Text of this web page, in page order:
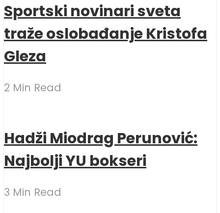
Sportski novinari sveta
traže oslobađanje Kristofa
Gleza
2 Min Read
Hadži Miodrag Perunović:
Najbolji YU bokseri
3 Min Read